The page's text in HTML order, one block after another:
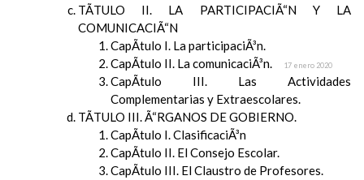
TÃTULO II. LA PARTICIPACIÃ“N Y LA
COMUNICACIÃ“N
CapÃ­tulo I. La participaciÃ³n.
CapÃ­tulo II. La comunicaciÃ³n.
17 enero 2020
CapÃ­tulo III. Las Actividades
Complementarias y Extraescolares.
TÃTULO III. Ã“RGANOS DE GOBIERNO.
CapÃ­tulo I. ClasificaciÃ³n
CapÃ­tulo II. El Consejo Escolar.
CapÃ­tulo III. El Claustro de Profesores.